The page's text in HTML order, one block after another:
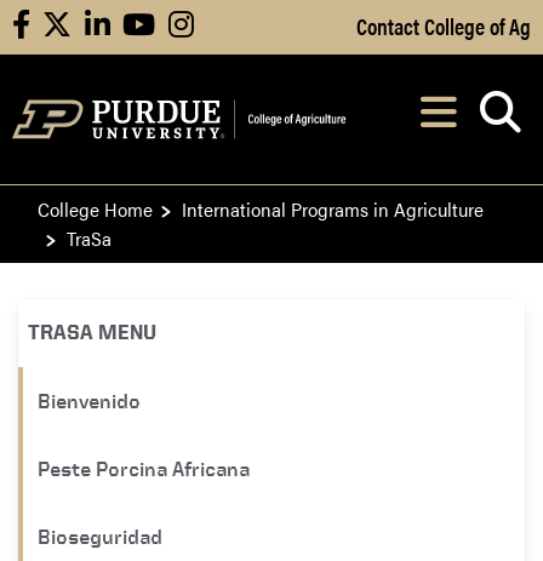
Skip to Main Content
facebooklinkedinyoutubeinstagram Contact College of Ag
After opening,
College Home
International Programs in Agriculture
TraSa
TRASA MENU
Bienvenido
Peste Porcina Africana
Bioseguridad